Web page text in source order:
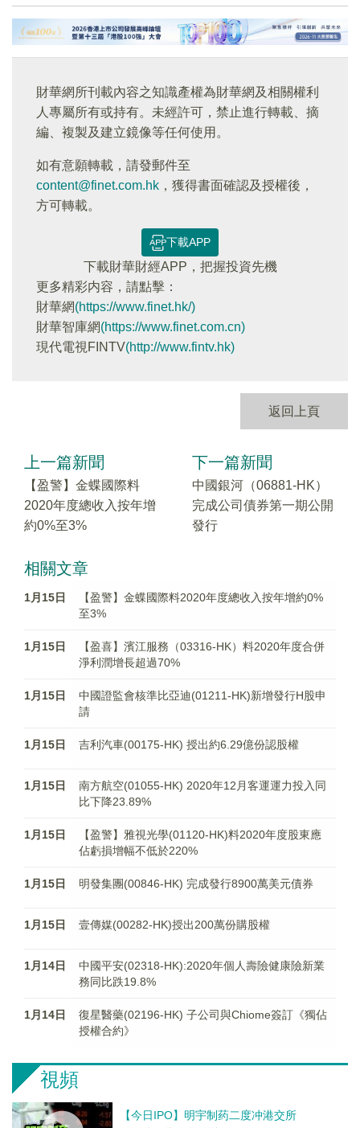
財華網所刊載內容之知識產權為財華網及相關權利
人專屬所有或持有。未經許可，禁止進行轉載、摘
編、複製及建立鏡像等任何使用。
如有意願轉載，請發郵件至
content@finet.com.hk ，獲得書面確認及授權後，
方可轉載。
下載APP
下載財華財經APP，把握投資先機
更多精彩内容，請點擊：
財華網(https://www.finet.hk/)
財華智庫網(https://www.finet.com.cn)
現代電視FINTV(http://www.fintv.hk)
返回上頁
上一篇新聞
【盈警】金蝶國際料
2020年度總收入按年增
約0%至3%
下一篇新聞
中國銀河（06881-HK）
完成公司債券第一期公開
發行
相關文章
1月15日
【盈警】金蝶國際料2020年度總收入按年增約0%
至3%
1月15日
【盈喜】濱江服務（03316-HK）料2020年度合併
淨利潤增長超過70%
1月15日
中國證監會核準比亞迪(01211-HK)新增發行H股申
請
1月15日 吉利汽車(00175-HK) 授出約6.29億份認股權
1月15日
南方航空(01055-HK) 2020年12月客運運力投入同
比下降23.89%
1月15日
【盈警】雅視光學(01120-HK)料2020年度股東應
佔虧損增幅不低於220%
1月15日 明發集團(00846-HK) 完成發行8900萬美元債券
1月15日 壹傳媒(00282-HK)授出200萬份購股權
1月14日
中國平安(02318-HK):2020年個人壽險健康險新業
務同比跌19.8%
1月14日
復星醫藥(02196-HK) 子公司與Chiome簽訂《獨佔
授權合約》
視頻
【今日IPO】明宇制药二度冲港交所